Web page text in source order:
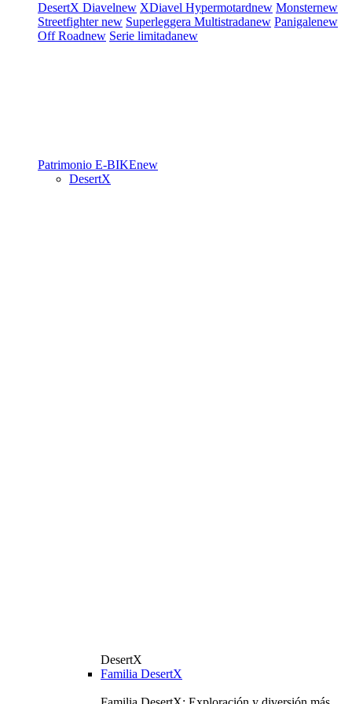
DesertX Diavelnew XDiavel Hypermotardnew Monsternew
Streetfighternew Superleggera Multistradanew Panigalenew
Off Roadnew Serie limitadanew
Patrimonio E-BIKEnew
DesertX
DesertX
Familia DesertX